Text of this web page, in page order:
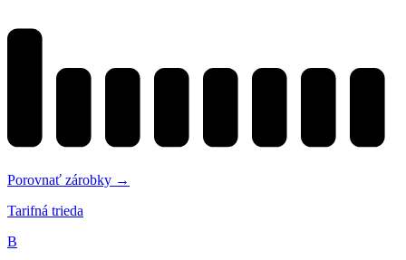
Porovnať zárobky →
Tarifná trieda
B